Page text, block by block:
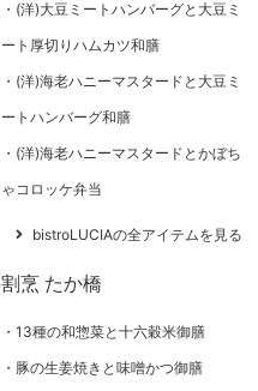
(洋)大豆ミートハンバーグと大豆ミ
ート厚切りハムカツ和膳
(洋)海老ハニーマスタードと大豆ミ
ートハンバーグ和膳
(洋)海老ハニーマスタードとかぼち
ゃコロッケ弁当
bistroLUCIAの全アイテムを見る
割烹 たか橋
13種の和惣菜と十六穀米御膳
豚の生姜焼きと味噌かつ御膳